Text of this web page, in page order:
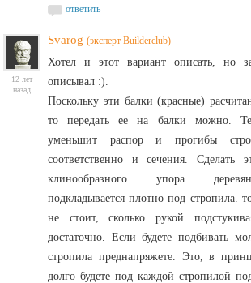
ответить
12 лет
назад
Svarog (эксперт Builderclub)
Хотел и этот вариант описать, но
описывал :).
Поскольку эти балки (красные)
то передать ее на балки можно.
уменьшит распор и прогибы
соответственно и сечения. Сделать
клинообразного упора
подкладывается плотно под стропила.
не стоит, сколько рукой
достаточно. Если будете подбивать
стропила преднапряжете. Это, в
долго будете под каждой стропилой